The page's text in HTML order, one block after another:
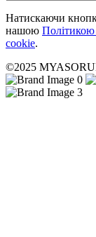
Натискаючи
нашою Політикою
cookie.
©2025